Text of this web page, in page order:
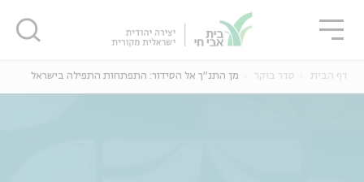
דף הבית סדר בוקר מן התנ"ך אל הסידור: התפתחות התפילה בישראל
סגור